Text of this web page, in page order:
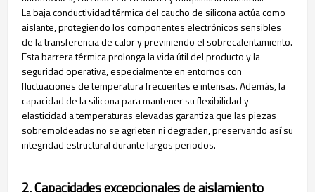
La baja conductividad térmica del caucho de silicona actúa como
aislante, protegiendo los componentes electrónicos sensibles
de la transferencia de calor y previniendo el sobrecalentamiento.
Esta barrera térmica prolonga la vida útil del producto y la
seguridad operativa, especialmente en entornos con
fluctuaciones de temperatura frecuentes e intensas. Además, la
capacidad de la silicona para mantener su flexibilidad y
elasticidad a temperaturas elevadas garantiza que las piezas
sobremoldeadas no se agrieten ni degraden, preservando así su
integridad estructural durante largos periodos.
2. Capacidades excepcionales de aislamiento